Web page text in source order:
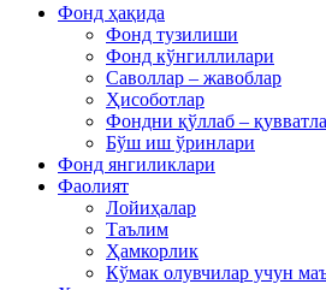
Фонд ҳақида
Фонд тузилиши
Фонд кўнгиллилари
Саволлар – жавоблар
Ҳисоботлар
Фондни қўллаб –
Бўш иш ўринлари
Фонд янгиликлари
Фаолият
Лойиҳалар
Таълим
Ҳамкорлик
Кўмак олувчилар учун